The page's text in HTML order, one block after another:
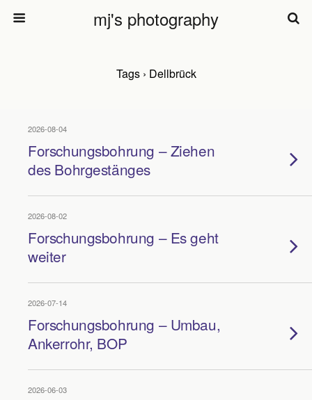
mj's photography
Tags › Dellbrück
2026-08-04
Forschungsbohrung – Ziehen
des Bohrgestänges
2026-08-02
Forschungsbohrung – Es geht
weiter
2026-07-14
Forschungsbohrung – Umbau,
Ankerrohr, BOP
2026-06-03